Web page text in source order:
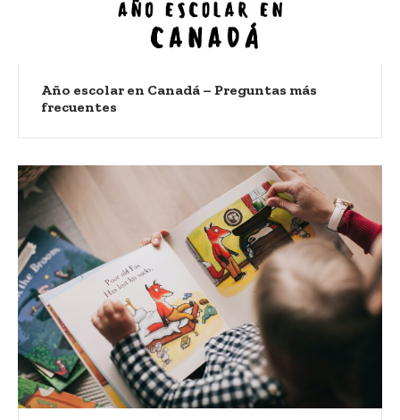
Año escolar en Canadá – Preguntas más
frecuentes